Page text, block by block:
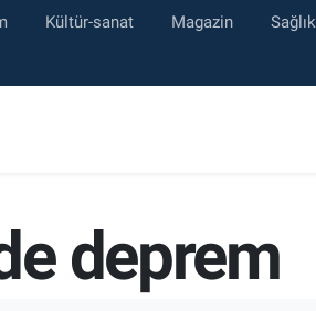
Kültür-sanat Magazin Sağlık
deprem